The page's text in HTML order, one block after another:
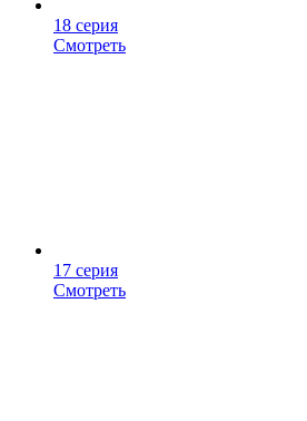
18 серия
Смотреть
17 серия
Смотреть